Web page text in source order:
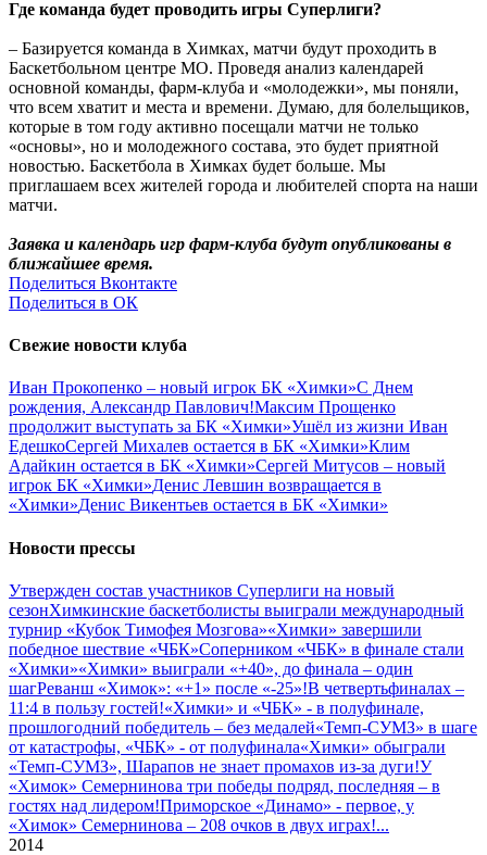
Где команда будет проводить игры Суперлиги?
– Базируется команда в Химках, матчи будут проходить в
Баскетбольном центре МО. Проведя анализ календарей
основной команды, фарм-клуба и «молодежки», мы поняли,
что всем хватит и места и времени. Думаю, для болельщиков,
которые в том году активно посещали матчи не только
«основы», но и молодежного состава, это будет приятной
новостью. Баскетбола в Химках будет больше. Мы
приглашаем всех жителей города и любителей спорта на наши
матчи.
Заявка и календарь игр фарм-клуба будут опубликованы в
ближайшее время.
Поделиться Вконтакте
Поделиться в ОК
Свежие новости клуба
Иван Прокопенко – новый игрок БК «Химки»С Днем
рождения, Александр Павлович!Максим Прощенко
продолжит выступать за БК «Химки»Ушёл из жизни Иван
ЕдешкоСергей Михалев остается в БК «Химки»Клим
Адайкин остается в БК «Химки»Сергей Митусов – новый
игрок БК «Химки»Денис Левшин возвращается в
«Химки»Денис Викентьев остается в БК «Химки»
Новости прессы
Утвержден состав участников Cуперлиги на новый
сезонХимкинские баскетболисты выиграли международный
турнир «Кубок Тимофея Мозгова»«Химки» завершили
победное шествие «ЧБК»Соперником «ЧБК» в финале стали
«Химки»«Химки» выиграли «+40», до финала – один
шагРеванш «Химок»: «+1» после «-25»!В четвертьфиналах –
11:4 в пользу гостей!«Химки» и «ЧБК» - в полуфинале,
прошлогодний победитель – без медалей«Темп-СУМЗ» в шаге
от катастрофы, «ЧБК» - от полуфинала«Химки» обыграли
«Темп-СУМЗ», Шарапов не знает промахов из-за дуги!У
«Химок» Семернинова три победы подряд, последняя – в
гостях над лидером!Приморское «Динамо» - первое, у
«Химок» Семернинова – 208 очков в двух играх!...
2014